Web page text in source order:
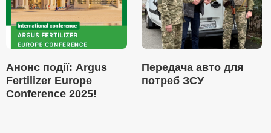
Анонс події: Argus
Fertilizer Europe
Conference 2025!
Передача авто для
потреб ЗСУ